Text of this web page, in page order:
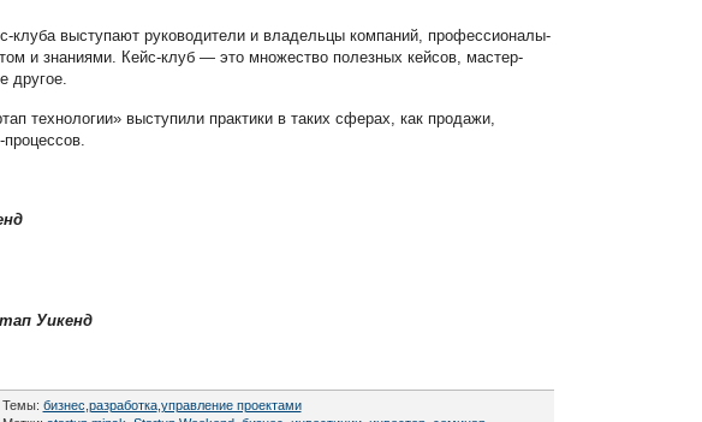
клуба выступают руководители и владельцы компаний, профессионалы-
и знаниями. Кейс-клуб — это множество полезных кейсов, мастер-
другое.
технологии» выступили практики в таких сферах, как продажи,
процессов.
Уикенд
Темы: бизнес разработка, управление проектами